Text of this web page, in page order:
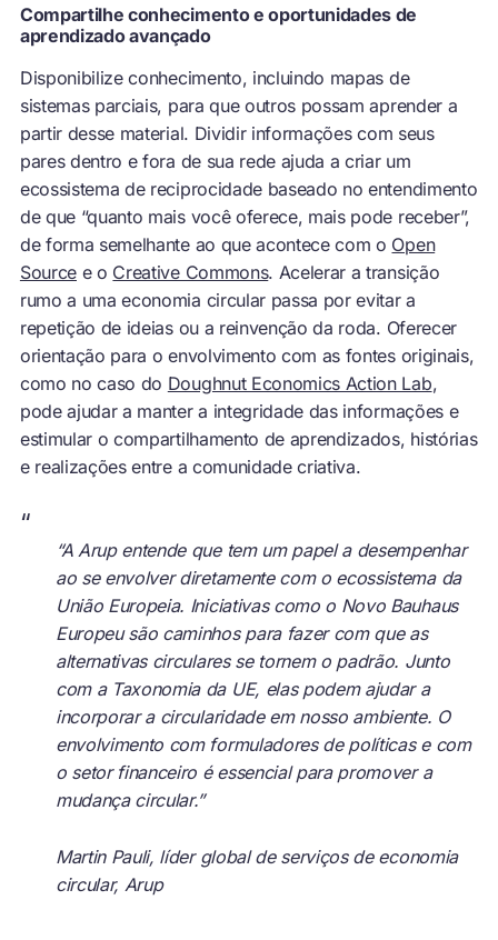
Compartilhe conhecimento e oportunidades de
aprendizado avançado
Disponibilize conhecimento, incluindo mapas de
sistemas parciais, para que outros possam aprender a
partir desse material. Dividir informações com seus
pares dentro e fora de sua rede ajuda a criar um
ecossistema de reciprocidade baseado no entendimento
de que “quanto mais você oferece, mais pode receber”,
de forma semelhante ao que acontece com o Open
Source e o Creative Commons. Acelerar a transição
rumo a uma economia circular passa por evitar a
repetição de ideias ou a reinvenção da roda. Oferecer
orientação para o envolvimento com as fontes originais,
como no caso do Doughnut Economics Action Lab,
pode ajudar a manter a integridade das informações e
estimular o compartilhamento de aprendizados, histórias
e realizações entre a comunidade criativa.
“
“A Arup entende que tem um papel a desempenhar
ao se envolver diretamente com o ecossistema da
União Europeia. Iniciativas como o Novo Bauhaus
Europeu são caminhos para fazer com que as
alternativas circulares se tornem o padrão. Junto
com a Taxonomia da UE, elas podem ajudar a
incorporar a circularidade em nosso ambiente. O
envolvimento com formuladores de políticas e com
o setor financeiro é essencial para promover a
mudança circular.”
Martin Pauli, líder global de serviços de economia
circular, Arup